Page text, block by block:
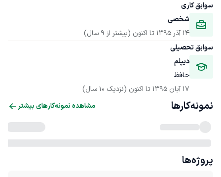
سوابق کاری
شخصی
14 آذر 1395
تا اکنون (بیشتر از 9 سال)
سوابق تحصیلی
دیپلم
حافظ
17 آبان 1395
تا اکنون (نزدیک 10 سال)
نمونه‌کارها مشاهده نمونه‌کارهای بیشتر
پروژه‌ها